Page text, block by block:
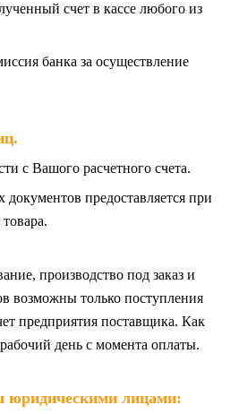
счет в кассе любого из
банка за осуществление
с Вашого расчетного счета.
документов предоставляется при
производство под заказ и
возможны только поступления
предприятия поставщика. Как
день с момента оплаты.
юридическими лицами: